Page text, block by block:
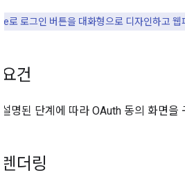
로 로그인 버튼을 대화형으로 디자인하고
요건
설명된 단계에 따라 OAuth 동의 화면
렌더링